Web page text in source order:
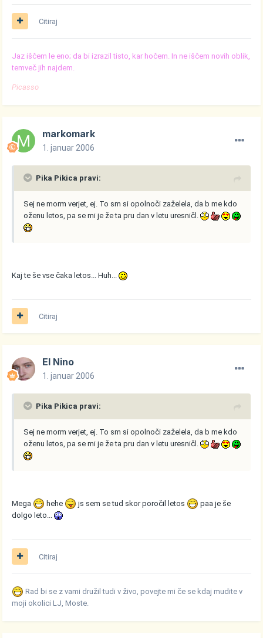
Citiraj
Jaz iščem le eno; da bi izrazil tisto, kar hočem. In ne iščem novih oblik,
temveč jih najdem.
Picasso
markomark
1. januar 2006
Pika Pikica pravi:
Sej ne morm verjet, ej. To sm si opolnoči zaželela, da b me kdo
oženu letos, pa se mi je že ta pru dan v letu uresničl.
Kaj te še vse čaka letos... Huh...
Citiraj
El Nino
1. januar 2006
Pika Pikica pravi:
Sej ne morm verjet, ej. To sm si opolnoči zaželela, da b me kdo
oženu letos, pa se mi je že ta pru dan v letu uresničl.
Mega hehe js sem se tud skor poročil letos
paa je še
dolgo leto...
Citiraj
Rad bi se z vami družil tudi v živo, povejte mi če se kdaj mudite v
moji okolici LJ, Moste.